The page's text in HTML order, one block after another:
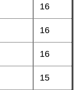
16
16
16
15